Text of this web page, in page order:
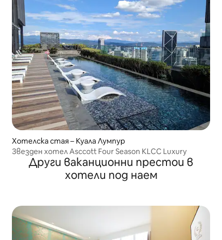
Хотелска стая – Куала Лумпур
Звезден хотел Asccott Four Season KLCC Luxury
Други ваканционни престои в
хотели под наем